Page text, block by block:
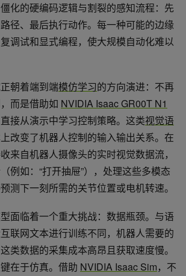
化的硬编码逻辑与割裂的感知流程：先
径、最后执行动作。每一种可能的边缘
调试和显式编程，使大规模自动化难以
朝着端到端模仿学习的方向演进：不再
而是借助如 NVIDIA Isaac GR00T N1
接从演示中学习控制策略。这类视觉语
改变了机器人控制的输入输出关系。在
来自机器人摄像头的实时视觉数据流，
例如：“打开抽屉”），处理这些多模态
测下一刻所需的关节位置或电机转速。
面临着一个重大挑战：数据瓶颈。与语
联网文本进行训练不同，机器人需要的
类数据的采集成本高昂且获取速度慢。
在于仿真。借助 NVIDIA Isaac Sim，不